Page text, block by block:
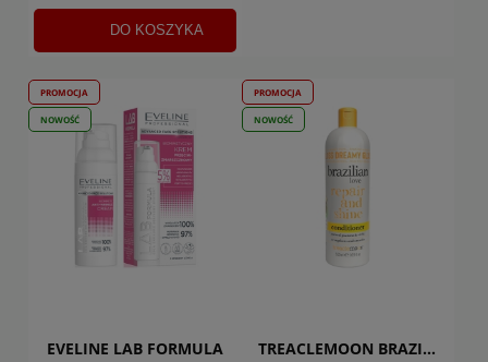
DO KOSZYKA
EVELINE LAB FORMULA
PROMOCJA
NOWOŚĆ
TREACLEMOON BRAZILIAN LOVE
PROMOCJA
NOWOŚĆ